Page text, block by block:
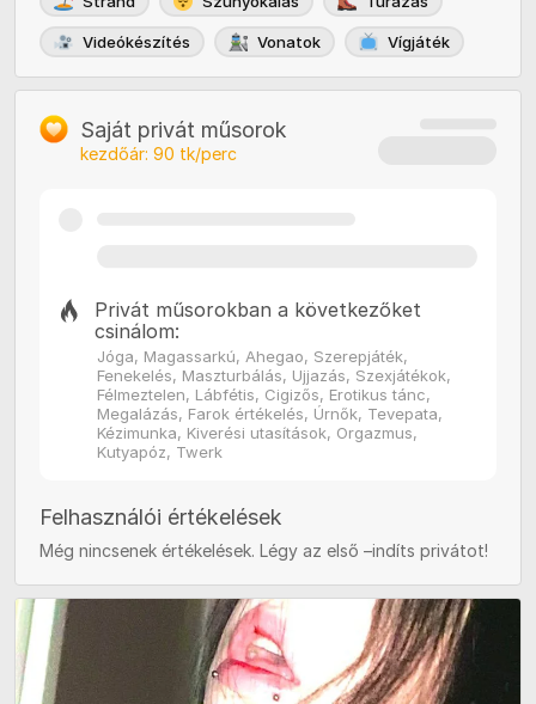
Videókészítés Vonatok Vígjáték
Saját privát műsorok
kezdőár: 90 tk/perc
Privát műsorokban a következőket
csinálom:
Jóga, Magassarkú, Ahegao, Szerepjáték,
Fenekelés, Maszturbálás, Ujjazás, Szexjátékok,
Félmeztelen, Lábfétis, Cigizős, Erotikus tánc,
Megalázás, Farok értékelés, Úrnők, Tevepata,
Kézimunka, Kiverési utasítások, Orgazmus,
Kutyapóz, Twerk
Felhasználói értékelések
Még nincsenek értékelések. Légy az első –indíts privátot!